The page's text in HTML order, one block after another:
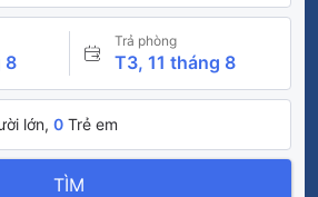
8
Trả phòng
T3, 11 tháng 8
lớn, 0 Trẻ em
TÌM